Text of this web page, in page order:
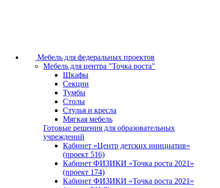
Мебель для федеральных проектов
Мебель для центра "Точка роста"
Шкафы
Секции
Тумбы
Столы
Стулья и кресла
Мягкая мебель
Готовые решения для образовательных
учреждений
Кабинет «Центр детских инициатив»
(проект 516)
Кабинет ФИЗИКИ «Точка роста 2021»
(проект 174)
Кабинет ФИЗИКИ «Точка роста 2021»